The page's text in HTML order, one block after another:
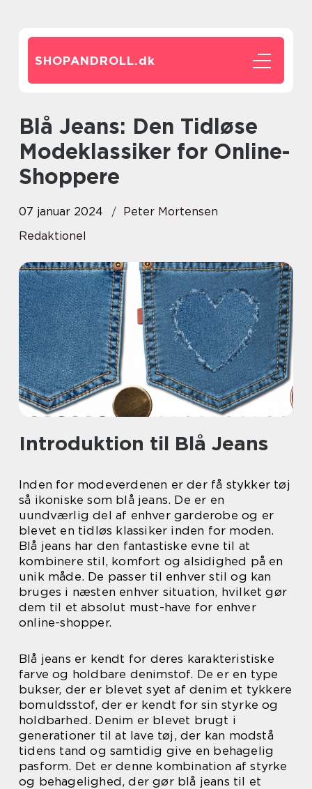
SHOPANDROLL.dk
Blå Jeans: Den Tidløse
Modeklassiker for Online-
Shoppere
07 januar 2024
Peter Mortensen
Redaktionel
Introduktion til Blå Jeans
Inden for modeverdenen er der få stykker tøj
så ikoniske som blå jeans. De er en
uundværlig del af enhver garderobe og er
blevet en tidløs klassiker inden for moden.
Blå jeans har den fantastiske evne til at
kombinere stil, komfort og alsidighed på en
unik måde. De passer til enhver stil og kan
bruges i næsten enhver situation, hvilket gør
dem til et absolut must-have for enhver
online-shopper.
Blå jeans er kendt for deres karakteristiske
farve og holdbare denimstof. De er en type
bukser, der er blevet syet af denim et tykkere
bomuldsstof, der er kendt for sin styrke og
holdbarhed. Denim er blevet brugt i
generationer til at lave tøj, der kan modstå
tidens tand og samtidig give en behagelig
pasform. Det er denne kombination af styrke
og behagelighed, der gør blå jeans til et